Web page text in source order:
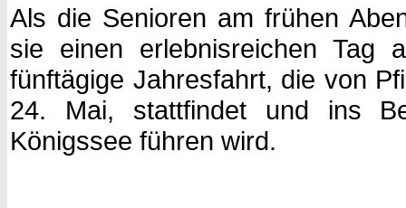
Als die Senioren am frühen
sie einen erlebnisreichen Tag
fünftägige Jahresfahrt, die von
24. Mai, stattfindet und ins
Königssee führen wird.